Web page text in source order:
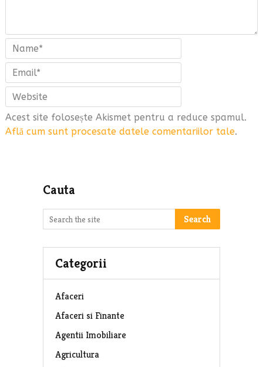
Acest site folosește Akismet pentru a reduce spamul.
Află cum sunt procesate datele comentariilor tale.
Cauta
Search
Categorii
Afaceri
Afaceri si Finante
Agentii Imobiliare
Agricultura